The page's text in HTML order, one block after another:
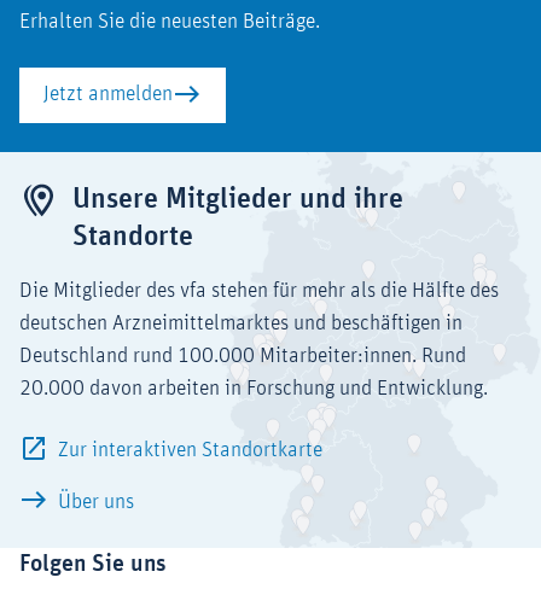
Erhalten Sie die neuesten Beiträge.
Jetzt anmelden
Unsere Mitglieder und ihre
Standorte
Die Mitglieder des vfa stehen für mehr als die Hälfte des
deutschen Arzneimittelmarktes und beschäftigen in
Deutschland rund 100.000 Mitarbeiter:innen. Rund
20.000 davon arbeiten in Forschung und Entwicklung.
Zur interaktiven Standortkarte
Über uns
Folgen Sie uns